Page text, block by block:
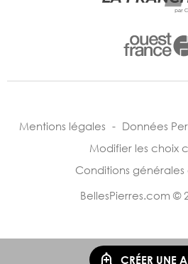
CRÉER UNE
Mentions légales - Données
Modifier les choix
Conditions générales
BellesPierres.com ©